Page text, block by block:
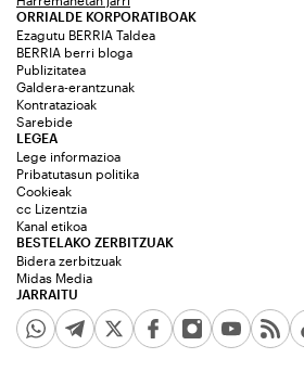
ORRIALDE KORPORATIBOAK
Ezagutu BERRIA Taldea
BERRIA berri bloga
Publizitatea
Galdera-erantzunak
Kontratazioak
Sarebide
JARRAITU
LEGEA
Lege informazioa
Pribatutasun politika
Cookieak
cc Lizentzia
Kanal etikoa
BESTELAKO ZERBITZUAK
Bidera zerbitzuak
Midas Media